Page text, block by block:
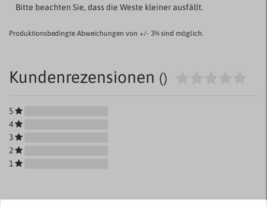
Bitte beachten Sie, dass die Weste kleiner ausfällt.
Produktionsbedingte Abweichungen von +/- 3% sind möglich.
Kundenrezensionen ()
5
4
3
2
1